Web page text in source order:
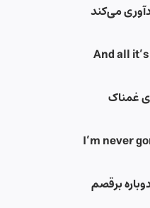
می‌کند
And all
غمناک
I’m never
برقصم